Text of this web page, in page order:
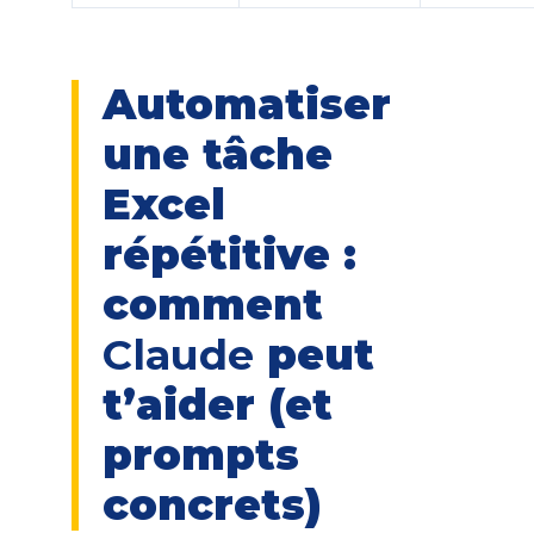
Automatiser
une tâche
Excel
répétitive :
comment
Claude peut
t’aider (et
prompts
concrets)